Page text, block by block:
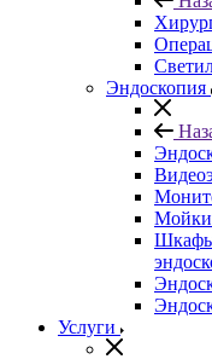
Эндоскопия
Мойки
Шкафы
Услуги